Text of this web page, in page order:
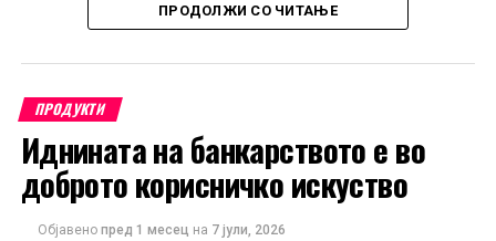
ПРОДОЛЖИ СО ЧИТАЊЕ
ПРОДУКТИ
Иднината на банкарството е во
доброто корисничко искуство
Објавено пред 1 месец на 7 јули, 2026